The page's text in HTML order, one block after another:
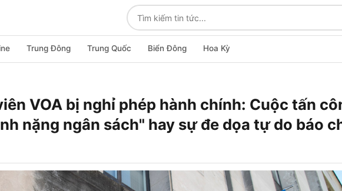
Trung Đông Trung Quốc Biển Đông Hoa Kỳ
VOA bị nghỉ phép hành chính: Cuộc tấn
nặng ngân sách" hay sự đe dọa tự do báo